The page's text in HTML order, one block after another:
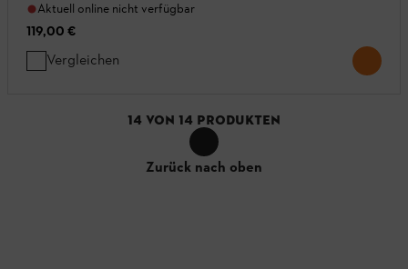
Aktuell online nicht verfügbar
119,00 €
Vergleichen
14 VON 14 PRODUKTEN
Zurück nach oben